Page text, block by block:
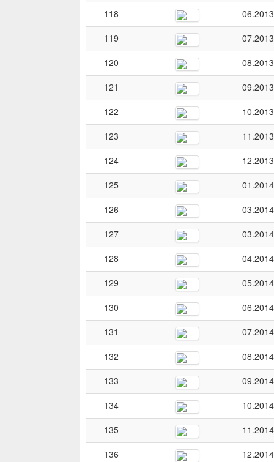
118
06.2013
119
07.2013
120
08.2013
121
09.2013
122
10.2013
123
11.2013
124
12.2013
125
01.2014
126
03.2014
127
03.2014
128
04.2014
129
05.2014
130
06.2014
131
07.2014
132
08.2014
133
09.2014
134
10.2014
135
11.2014
136
12.2014